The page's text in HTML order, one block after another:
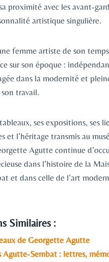
proximité avec les avant-
artistique singulière.
femme artiste de son
sur son époque :
dans la modernité et
travail.
ses expositions, ses
et l’héritage transmis au
Agutte continue
dans l’histoire de la
et dans celle de l’art
Similaires :
de Georgette Agutte
Agutte-Sembat : lettres,